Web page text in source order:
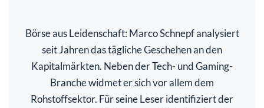
Börse aus Leidenschaft: Marco Schnepf analysiert
seit Jahren das tägliche Geschehen an den
Kapitalmärkten. Neben der Tech- und Gaming-
Branche widmet er sich vor allem dem
Rohstoffsektor. Für seine Leser identifiziert der